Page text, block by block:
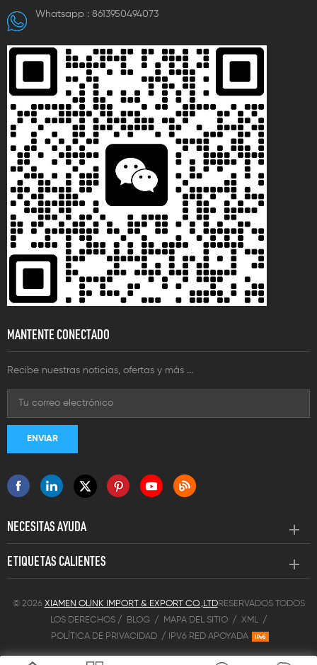
Whatsapp : 8613950494073
MANTENTE CONECTADO
Recibe nuestras noticias, ofertas y más ...
NECESITAS AYUDA
ETIQUETAS CALIENTES
© 2026 XIAMEN OLINK IMPORT & EXPORT CO.,LTDRESERVADOS TODOS
LOS DERECHOS /
BLOG / MAPA DEL SITIO / XML /
POLÍTICA DE PRIVACIDAD / IPV6 RED APOYADA